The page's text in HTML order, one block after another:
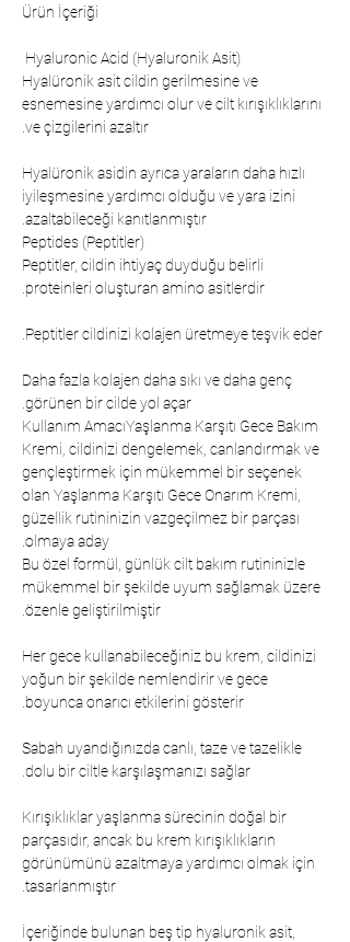
Ürün İçeriği
Hyalüronik asit cildin gerilmesine ve
esnemesine yardımcı olur ve cilt kırışıklıklarını
ve çizgilerini azaltır.
Hyalüronik asidin ayrıca yaraların daha hızlı
iyileşmesine yardımcı olduğu ve yara izini
azaltabileceği kanıtlanmıştır.
Peptitler, cildin ihtiyaç duyduğu belirli
proteinleri oluşturan amino asitlerdir.
Peptitler cildinizi kolajen üretmeye teşvik eder.
Daha fazla kolajen daha sıkı ve daha genç
görünen bir cilde yol açar.
Kullanım AmacıYaşlanma Karşıtı Gece Bakım
Kremi, cildinizi dengelemek, canlandırmak ve
gençleştirmek için mükemmel bir seçenek
olan Yaşlanma Karşıtı Gece Onarım Kremi,
güzellik rutininizin vazgeçilmez bir parçası
olmaya aday.
Bu özel formül, günlük cilt bakım rutininizle
mükemmel bir şekilde uyum sağlamak üzere
özenle geliştirilmiştir.
Her gece kullanabileceğiniz bu krem, cildinizi
yoğun bir şekilde nemlendirir ve gece
boyunca onarıcı etkilerini gösterir.
Sabah uyandığınızda canlı, taze ve tazelikle
dolu bir ciltle karşılaşmanızı sağlar.
Kırışıklıklar yaşlanma sürecinin doğal bir
parçasıdır, ancak bu krem kırışıklıkların
görünümünü azaltmaya yardımcı olmak için
tasarlanmıştır.
İçeriğinde bulunan beş tip hyaluronik asit,